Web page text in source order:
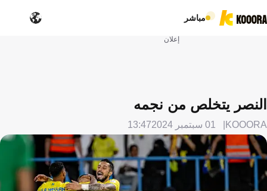
مباشر
إعلان
النصر يتخلص من نجمه
KOOORA 01 سبتمبر 2024 13:47